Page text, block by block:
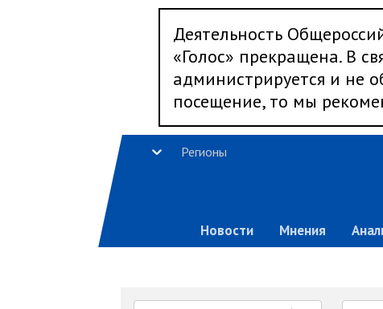
Деятельность
«Голос» прекращена. В
администрируется и не
посещение, то мы
Регионы
Новости Мнения